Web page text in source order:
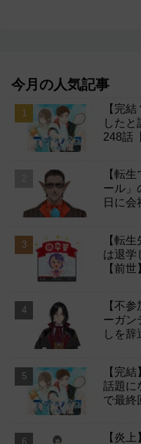
今月の人気記事
【完
したと
248話
【転
ール」
日に会
【転
は退学
【前世
【不
ーガン
しを辞
【完
話題に
で最終
【炎